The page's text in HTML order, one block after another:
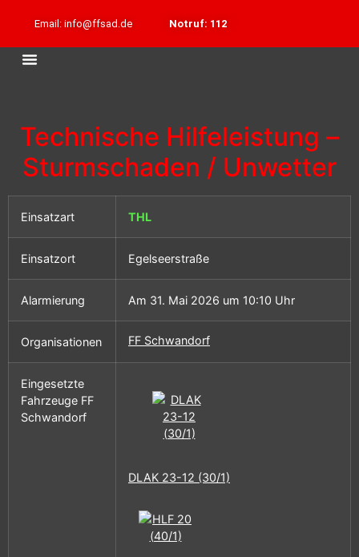
Email: info@ffsad.de Notruf: 112
Technische Hilfeleistung –
Sturmschaden / Unwetter
Einsatzart THL
Einsatzort Egelseerstraße
Alarmierung Am 31. Mai 2026 um 10:10 Uhr
Organisationen FF Schwandorf
Eingesetzte
Fahrzeuge FF
Schwandorf
DLAK 23-12 (30/1)